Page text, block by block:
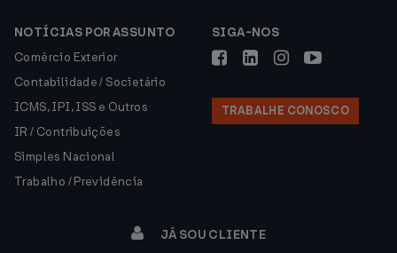
NOTÍCIAS POR ASSUNTO
Comércio Exterior
Contabilidade / Societário
ICMS, IPI, ISS e Outros
IR / Contribuições
Simples Nacional
Trabalho / Previdência
SIGA-NOS
TRABALHE CONOSCO
JÁ SOU CLIENTE